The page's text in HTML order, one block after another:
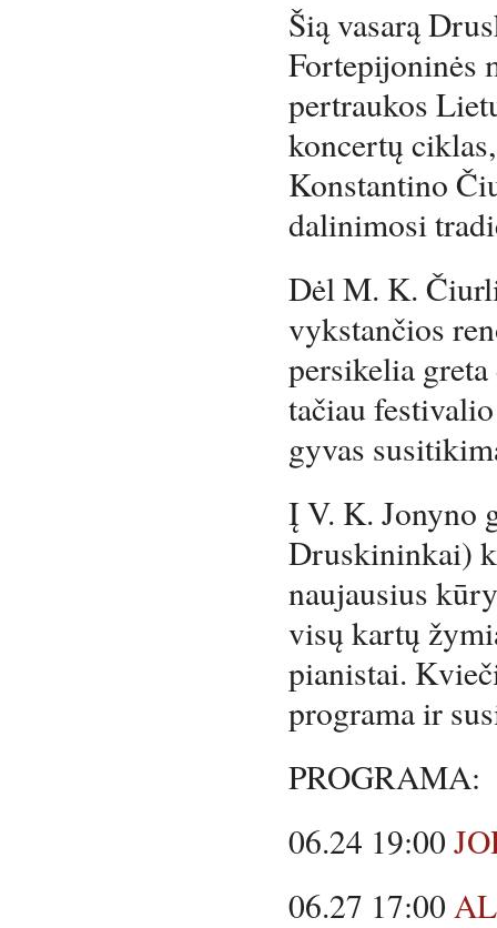
Šią vasarą
Fortepijoninės
pertraukos
koncertų
Konstantino
dalinimosi
Dėl M. K.
vykstančios
persikelia
tačiau
gyvas
Į V. K. Jonyno
Druskininkai)
naujausius
visų kartų
pianistai.
programa ir
PROGRAMA:
06.24 19:00
06.27 17:00